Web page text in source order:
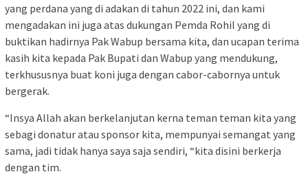
yang perdana yang di adakan di tahun 2022 ini, dan kami
mengadakan ini juga atas dukungan Pemda Rohil yang di
buktikan hadirnya Pak Wabup bersama kita, dan ucapan terima
kasih kita kepada Pak Bupati dan Wabup yang mendukung,
terkhususnya buat koni juga dengan cabor-cabornya untuk
bergerak.
“Insya Allah akan berkelanjutan kerna teman teman kita yang
sebagi donatur atau sponsor kita, mempunyai semangat yang
sama, jadi tidak hanya saya saja sendiri, “kita disini berkerja
dengan tim.